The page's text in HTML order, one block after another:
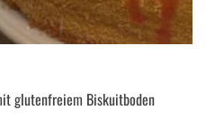
glutenfreiem Biskuitboden